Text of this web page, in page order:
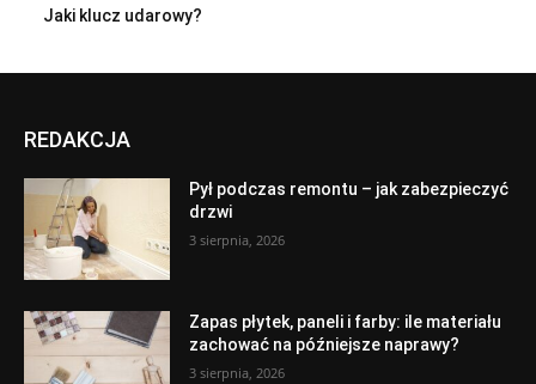
Jaki klucz udarowy?
REDAKCJA
Pył podczas remontu – jak zabezpieczyć
drzwi
3 sierpnia, 2026
Zapas płytek, paneli i farby: ile materiału
zachować na późniejsze naprawy?
3 sierpnia, 2026